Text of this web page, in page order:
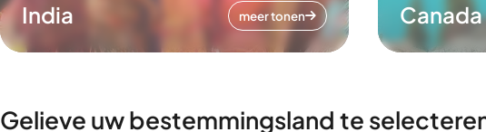
India meer tonen Canada
Gelieve uw bestemmingsland te